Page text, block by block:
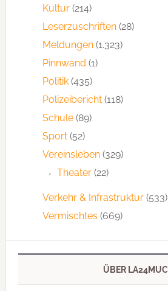
Kultur(214)
Leserzuschriften(28)
Meldungen(1.323)
Pinnwand (1)
Politik(435)
Polizeibericht(118)
Schule(89)
Sport(52)
Vereinsleben(329)
Theater(22)
Verkehr & Infrastruktur(533)
Vermischtes (669)
ÜBER LA24MUC